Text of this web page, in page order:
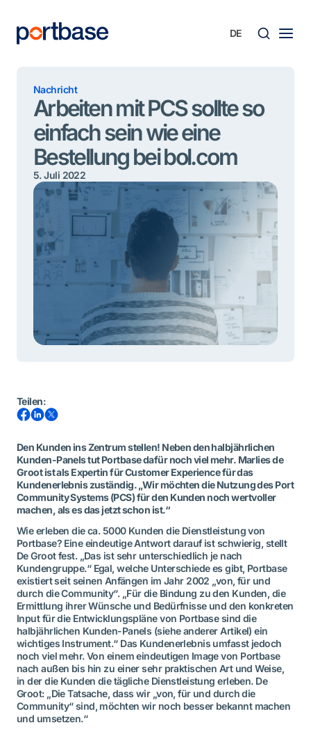
springen
Nachricht
Arbeiten mit PCS sollte so
einfach sein wie eine
Bestellung bei bol.com
5. Juli 2022
Teilen:
Den Kunden ins Zentrum stellen! Neben den halbjährlichen
Kunden-Panels tut Portbase dafür noch viel mehr. Marlies de
Groot ist als Expertin für Customer Experience für das
Kundenerlebnis zuständig. „Wir möchten die Nutzung des Port
Community Systems (PCS) für den Kunden noch wertvoller
machen, als es das jetzt schon ist.“
Wie erleben die ca. 5000 Kunden die Dienstleistung von
Portbase? Eine eindeutige Antwort darauf ist schwierig, stellt
De Groot fest. „Das ist sehr unterschiedlich je nach
Kundengruppe.“ Egal, welche Unterschiede es gibt, Portbase
existiert seit seinen Anfängen im Jahr 2002 „von, für und
durch die Community“. „Für die Bindung zu den Kunden, die
Ermittlung ihrer Wünsche und Bedürfnisse und den konkreten
Input für die Entwicklungspläne von Portbase sind die
halbjährlichen Kunden-Panels (siehe anderer Artikel) ein
wichtiges Instrument.“ Das Kundenerlebnis umfasst jedoch
noch viel mehr. Von einem eindeutigen Image von Portbase
nach außen bis hin zu einer sehr praktischen Art und Weise,
in der die Kunden die tägliche Dienstleistung erleben. De
Groot: „Die Tatsache, dass wir „von, für und durch die
Community“ sind, möchten wir noch besser bekannt machen
und umsetzen.“